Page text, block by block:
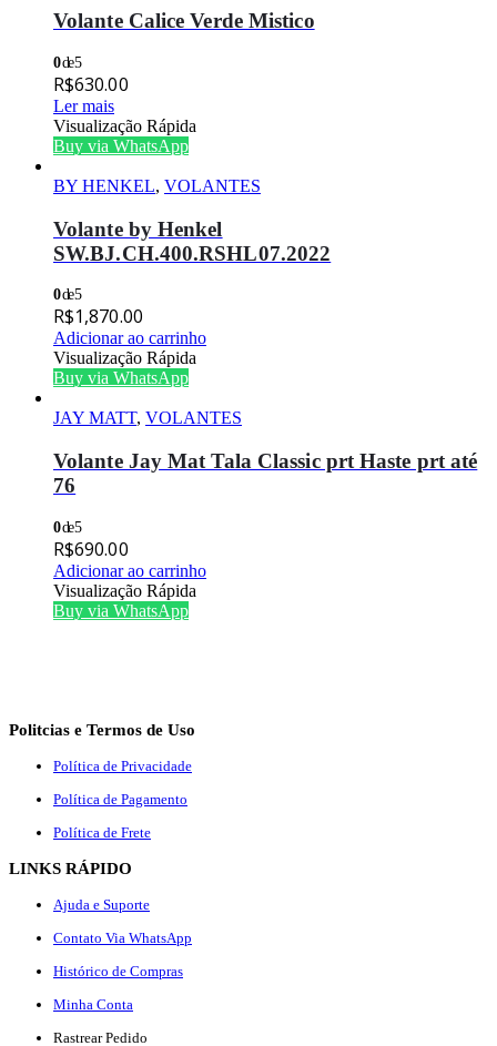
Volante Calice Verde Mistico
0de 5
R$630.00
Ler mais
Visualização Rápida
Buy via WhatsApp
BY HENKEL, VOLANTES
Volante by Henkel
SW.BJ.CH.400.RSHL07.2022
0de 5
R$1,870.00
Adicionar ao carrinho
Visualização Rápida
Buy via WhatsApp
JAY MATT, VOLANTES
Volante Jay Mat Tala Classic prt Haste prt até
76
0de 5
R$690.00
Adicionar ao carrinho
Visualização Rápida
Buy via WhatsApp
Politcias e Termos de Uso
Política de Privacidade
Política de Pagamento
Política de Frete
LINKS RÁPIDO
Ajuda e Suporte
Contato Via WhatsApp
Histórico de Compras
Minha Conta
Rastrear Pedido